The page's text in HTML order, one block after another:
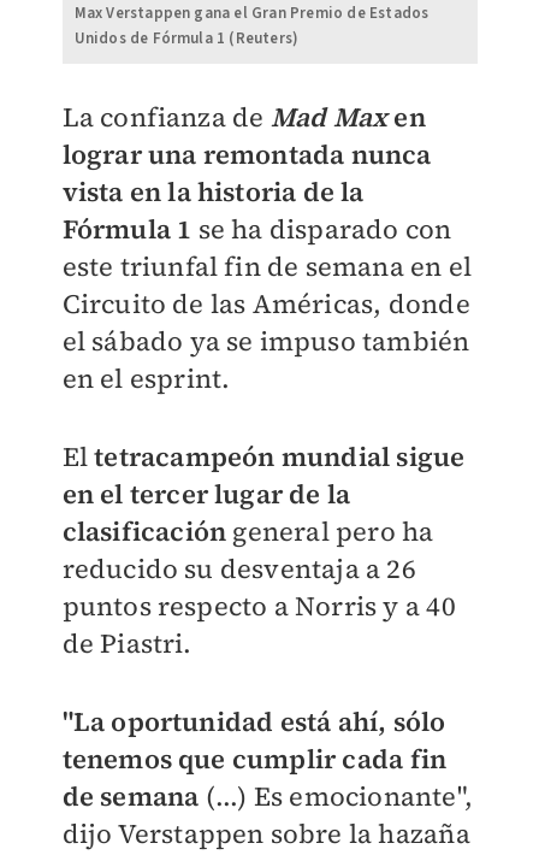
Max Verstappen gana el Gran Premio de Estados
Unidos de Fórmula 1 (Reuters)
​La confianza de Mad Maxen
lograr una remontada nunca
vista en la historia de la
Fórmula 1 se ha disparado con
este triunfal fin de semana en el
Circuito de las Américas, donde
el sábado ya se impuso también
en el esprint.
Eltetracampeón mundial sigue
en el tercer lugar de la
clasificación general pero ha
reducido su desventaja a 26
puntos respecto a Norris y a 40
de Piastri.
"La oportunidad está ahí, sólo
tenemos que cumplir cada fin
de semana (...) Es emocionante",
dijo Verstappen sobre la hazaña